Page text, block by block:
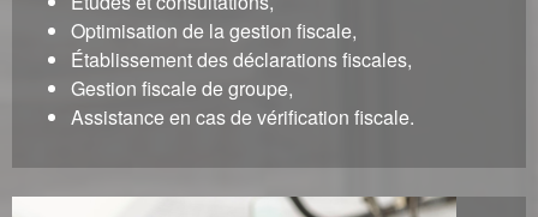
Optimisation de la gestion fiscale,
Établissement des déclarations fiscales,
Gestion fiscale de groupe,
Assistance en cas de vérification fiscale.